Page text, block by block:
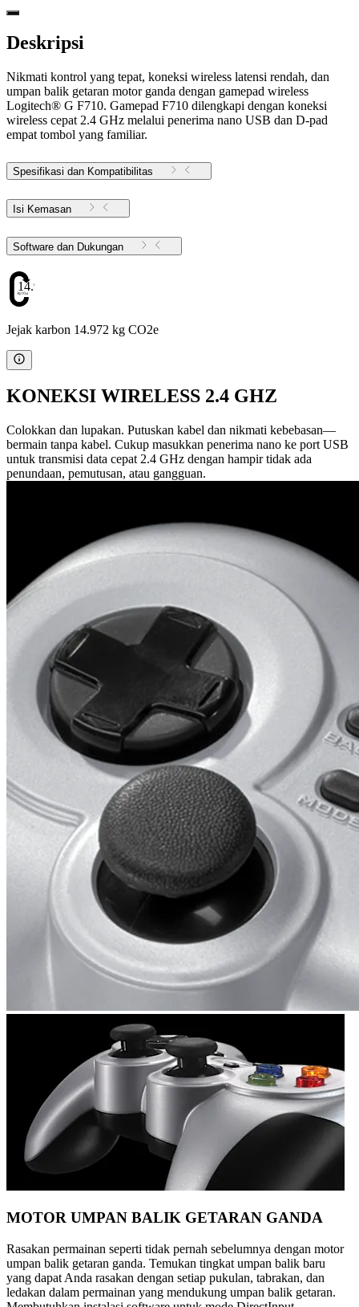
Deskripsi
Nikmati kontrol yang tepat, koneksi wireless latensi rendah, dan
umpan balik getaran motor ganda dengan gamepad wireless
Logitech® G F710. Gamepad F710 dilengkapi dengan koneksi
wireless cepat 2.4 GHz melalui penerima nano USB dan D-pad
empat tombol yang familiar.
Spesifikasi dan Kompatibilitas
Isi Kemasan
Software dan Dukungan
14.972
Jejak karbon 14.972 kg CO2e
KONEKSI WIRELESS 2.4 GHZ
Colokkan dan lupakan. Putuskan kabel dan nikmati kebebasan—
bermain tanpa kabel. Cukup masukkan penerima nano ke port USB
untuk transmisi data cepat 2.4 GHz dengan hampir tidak ada
penundaan, pemutusan, atau gangguan.
MOTOR UMPAN BALIK GETARAN GANDA
Rasakan permainan seperti tidak pernah sebelumnya dengan motor
umpan balik getaran ganda. Temukan tingkat umpan balik baru
yang dapat Anda rasakan dengan setiap pukulan, tabrakan, dan
ledakan dalam permainan yang mendukung umpan balik getaran.